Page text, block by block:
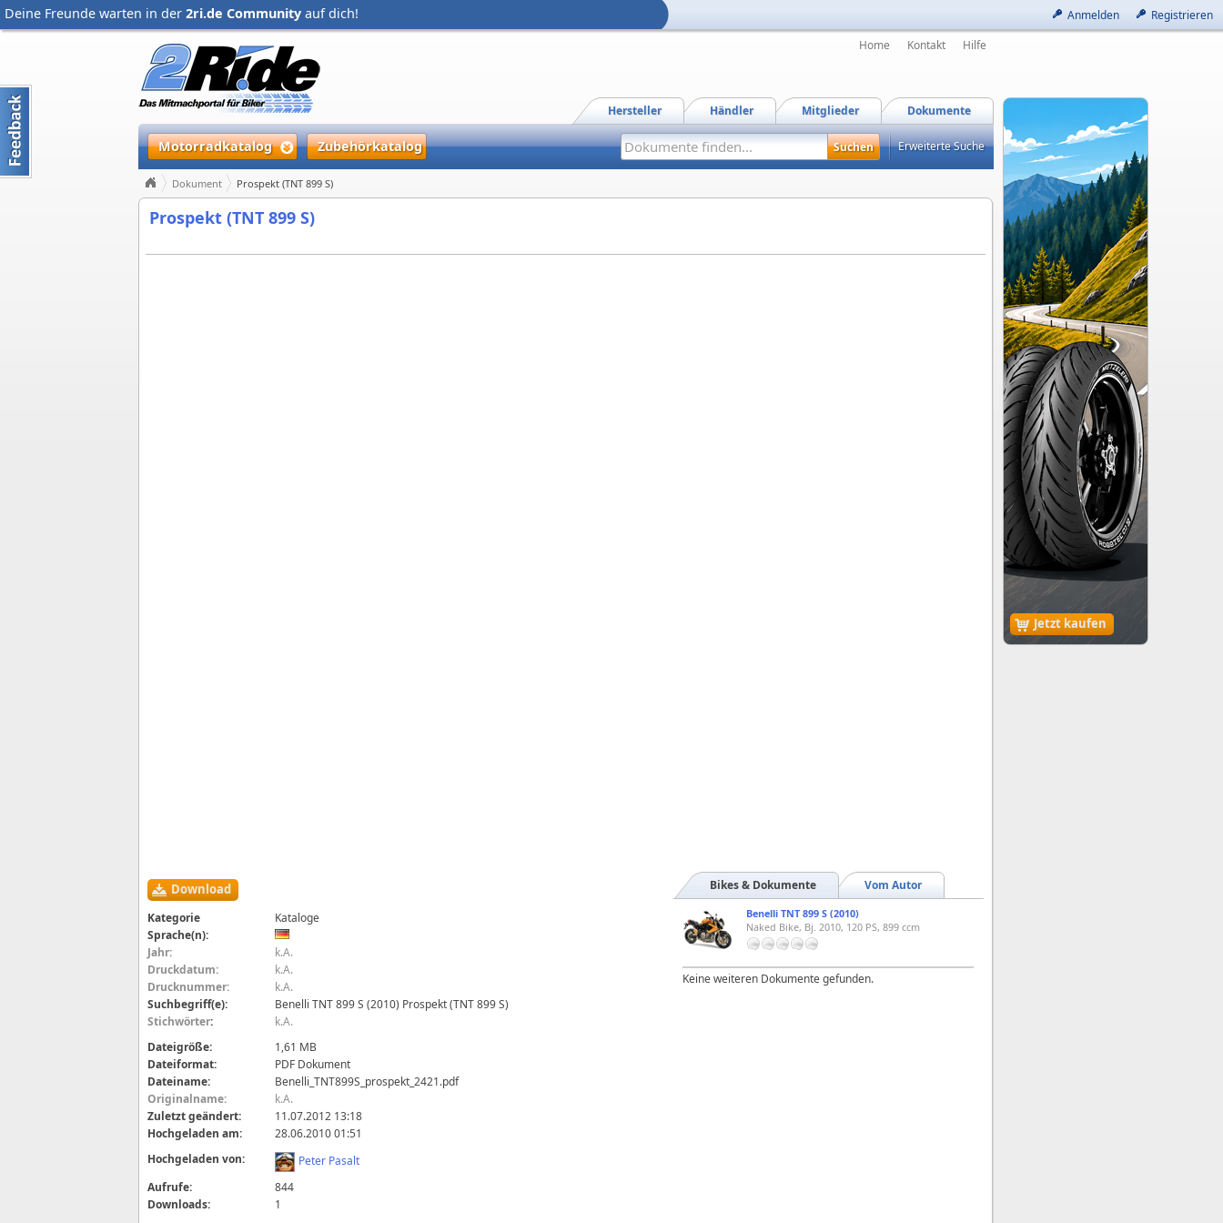
Anmelden Registrieren
Deine Freunde warten in der 2ri.de Community auf dich!
Jetzt kaufen
Home Kontakt Hilfe
Dokumente
Mitglieder
Händler
Hersteller
Motorradkatalog Zubehörkatalog Erweiterte Suche
Dokument Prospekt (TNT 899 S)
Prospekt (TNT 899 S)
Download
Kategorie
Kataloge
Sprache(n):
Jahr:
k.A.
Druckdatum:
k.A.
Drucknummer:
k.A.
Suchbegriff(e):
Benelli TNT 899 S (2010) Prospekt (TNT 899 S)
Stichwörter:
k.A.
Dateigröße:
1,61 MB
Dateiformat:
PDF Dokument
Dateiname:
Benelli_TNT899S_prospekt_2421.pdf
Originalname:
k.A.
Zuletzt geändert:
11.07.2012 13:18
Hochgeladen am:
28.06.2010 01:51
Hochgeladen von:
Peter Pasalt
Aufrufe:
844
Downloads:
1
Vom Autor
Bikes & Dokumente
Benelli TNT 899 S (2010)
Naked Bike, Bj. 2010, 120 PS, 899 ccm
Keine weiteren Dokumente gefunden.